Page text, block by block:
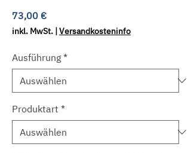
73,00 €Preis
inkl. MwSt. |Versandkosteninfo
Ausführung *
Produktart *